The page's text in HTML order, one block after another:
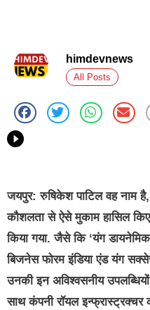
himdevnews
All Posts
जयपुर: रुषिकेश पाटिल वह नाम
कौशलता से ऐसे मुकाम हासिल
किया गया. जैसे कि ‘यंग डायनेमिक
बिजनेस फोरम इंडिया एंड यंग
उनकी इन अविश्वसनीय
साथ कंपनी रॉयल इन्फ्रास्ट्रक्चर